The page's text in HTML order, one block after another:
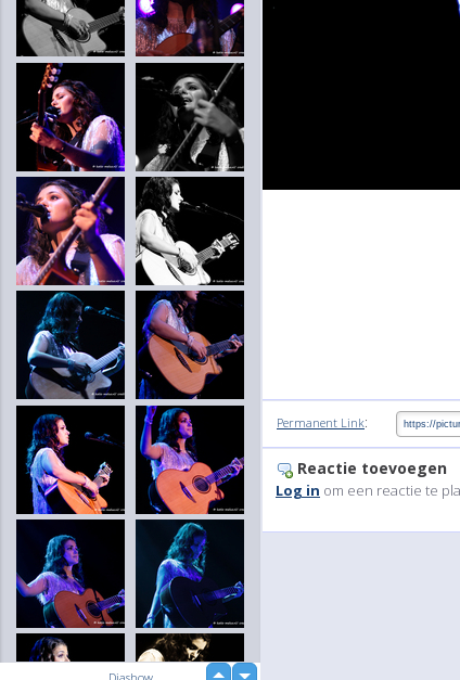
Permanent Link:
Reactie toevoegen
Log in om een reactie te